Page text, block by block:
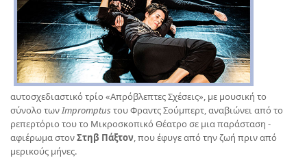
αυτοσχεδιαστικό τρίο «Απρόβλεπτες Σχέσεις», με μουσική το
σύνολο τωνImpromptus του Φραντς Σούμπερτ, αναβιώνει από το
ρεπερτόριο του το Μικροσκοπικό Θέατρο σε μια παράσταση -
αφιέρωμα στονΣτηβ Πάξτον, που έφυγε από την ζωή πριν από
μερικούς μήνες.